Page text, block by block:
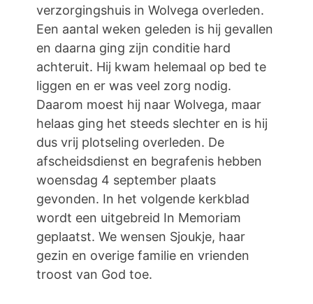
verzorgingshuis in Wolvega overleden.
Een aantal weken geleden is hij gevallen
en daarna ging zijn conditie hard
achteruit. Hij kwam helemaal op bed te
liggen en er was veel zorg nodig.
Daarom moest hij naar Wolvega, maar
helaas ging het steeds slechter en is hij
dus vrij plotseling overleden. De
afscheidsdienst en begrafenis hebben
woensdag 4 september plaats
gevonden. In het volgende kerkblad
wordt een uitgebreid In Memoriam
geplaatst. We wensen Sjoukje, haar
gezin en overige familie en vrienden
troost van God toe.